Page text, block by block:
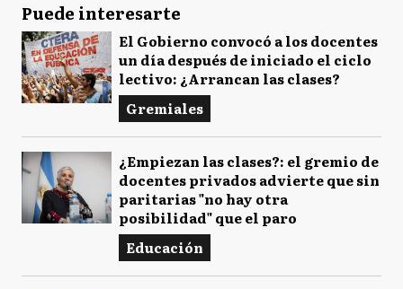
Puede interesarte
El Gobierno convocó a los docentes
un día después de iniciado el ciclo
lectivo: ¿Arrancan las clases?
Gremiales
¿Empiezan las clases?: el gremio de
docentes privados advierte que sin
paritarias "no hay otra
posibilidad" que el paro
Educación